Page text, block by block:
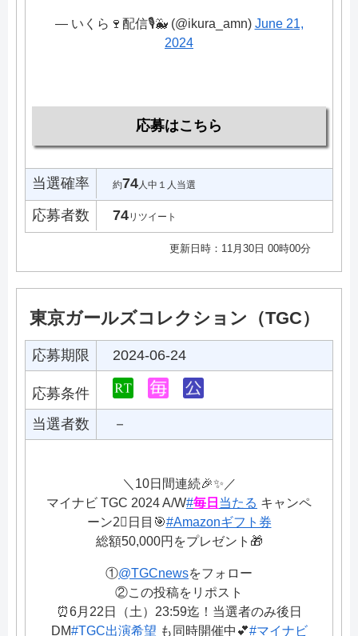
— いくら🍷配信🎙🐳 (@ikura_amn) June 21,
2024
応募はこちら
当選確率 約74人中１人当選
応募者数 74リツイート
更新日時：11月30日 00時00分
東京ガールズコレクション（TGC）
応募期限 2024-06-24
応募条件
当選者数
－
＼10日間連続🎉✨／
マイナビ TGC 2024 A/W#毎日 当たる キャンペ
ーン2⃣日目🎯#Amazonギフト券
総額50,000円をプレゼント🎁
①@TGCnewsをフォロー
②この投稿をリポスト
⏰6月22日（土）23:59迄！当選者のみ後日
DM#TGC出演希望 も同時開催中💕#マイナビ